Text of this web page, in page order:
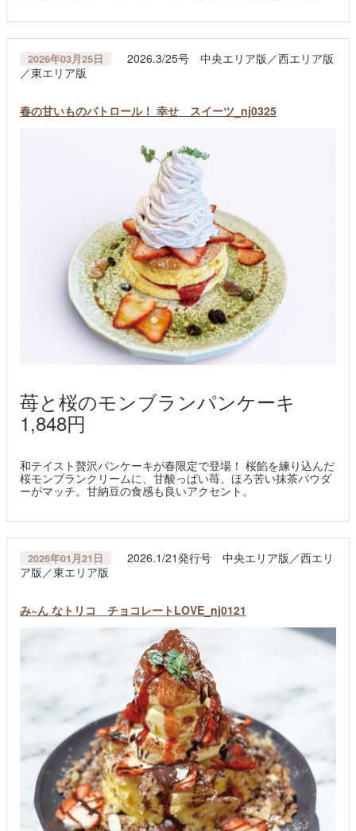
2026年03月25日
2026.3/25号 中央エリア版／西エリア版
／東エリア版
春の甘いものパトロール！ 幸せ スイーツ_nj0325
苺と桜のモンブランパンケーキ
1,848円
和テイスト贅沢パンケーキが春限定で登場！ 桜餡を練り込んだ
桜モンブランクリームに、甘酸っぱい苺、ほろ苦い抹茶パウダ
ーがマッチ。甘納豆の食感も良いアクセント。
2026年01月21日
2026.1/21発行号 中央エリア版／西エリ
ア版／東エリア版
み~ん なトリコ チョコレートLOVE_nj0121